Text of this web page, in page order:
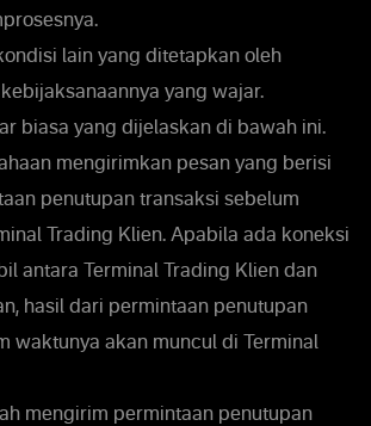
lain yang ditetapkan oleh
yang wajar.
biasa yang dijelaskan di bawah ini.
mengirimkan pesan yang berisi
penutupan transaksi sebelum
Trading Klien. Apabila ada koneksi
antara Terminal Trading Klien dan
hasil dari permintaan penutupan
waktunya akan muncul di Terminal
mengirim permintaan penutupan